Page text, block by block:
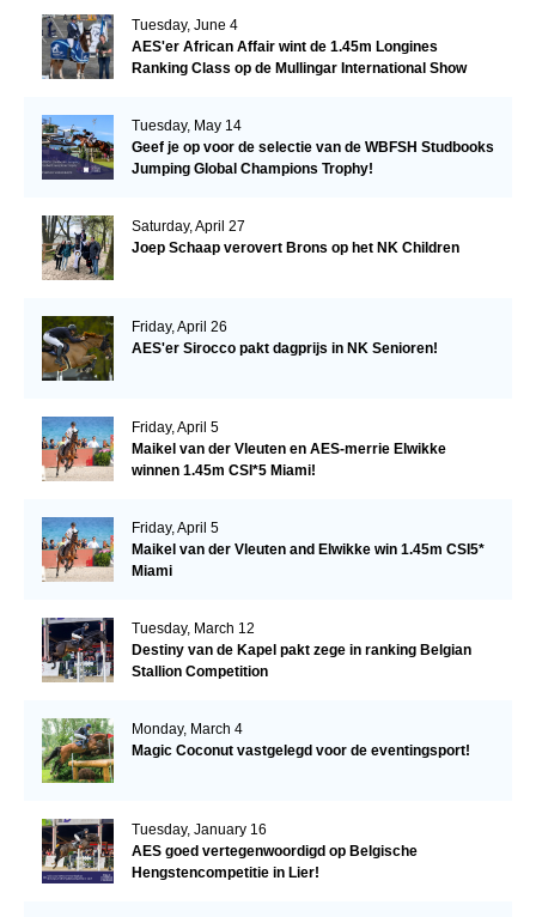
Tuesday, June 4
AES'er African Affair wint de 1.45m Longines
Ranking Class op de Mullingar International Show
Tuesday, May 14
Geef je op voor de selectie van de WBFSH Studbooks
Jumping Global Champions Trophy!
Saturday, April 27
Joep Schaap verovert Brons op het NK Children
Friday, April 26
AES'er Sirocco pakt dagprijs in NK Senioren!
Friday, April 5
Maikel van der Vleuten en AES-merrie Elwikke
winnen 1.45m CSI*5 Miami!
Friday, April 5
Maikel van der Vleuten and Elwikke win 1.45m CSI5*
Miami
Tuesday, March 12
Destiny van de Kapel pakt zege in ranking Belgian
Stallion Competition
Monday, March 4
Magic Coconut vastgelegd voor de eventingsport!
Tuesday, January 16
AES goed vertegenwoordigd op Belgische
Hengstencompetitie in Lier!